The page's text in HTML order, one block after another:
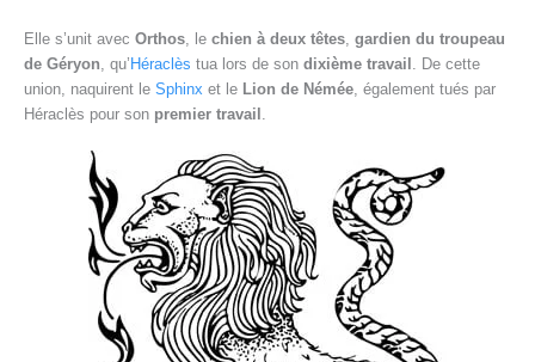
Elle s’unit avec Orthos , le chien à deux têtes gardien du troupeau
de Géryon , qu’ Héraclès tua lors de son dixième travail
. De cette
union, naquirent le Sphinx et le Lion de Némée , également tués par
Héraclès pour son premier travail